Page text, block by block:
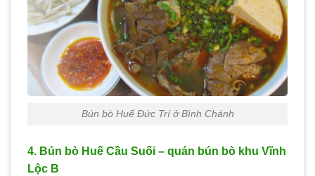
Bún bò Huế Đức Trí ở Bình Chánh
4. Bún bò Huế Cầu Suối – quán bún bò khu Vĩnh
Lộc B